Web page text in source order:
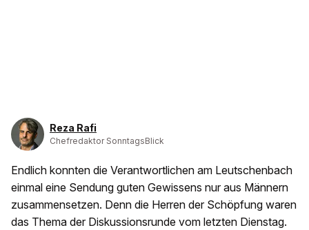
Reza Rafi
Chefredaktor SonntagsBlick
Endlich konnten die Verantwortlichen am Leutschenbach
einmal eine Sendung guten Gewissens nur aus Männern
zusammensetzen. Denn die Herren der Schöpfung waren
das Thema der Diskussionsrunde vom letzten Dienstag.